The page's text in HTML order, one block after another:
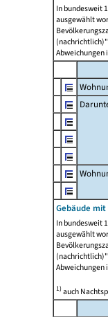
In bundesweit
ausgewählt
Abweichungen
Gebäude
In bundesweit
ausgewählt
Abweichungen
1)auch